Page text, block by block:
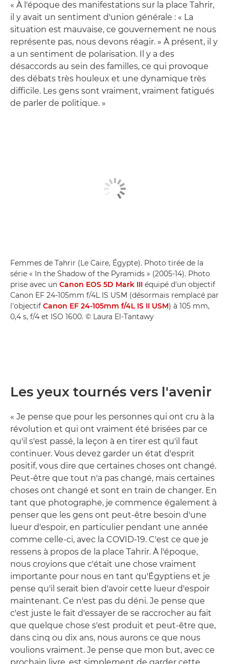
« À l'époque des manifestations sur la place Tahrir,
il y avait un sentiment d'union générale : « La
situation est mauvaise, ce gouvernement ne nous
représente pas, nous devons réagir. » À présent, il y
a un sentiment de polarisation. Il y a des
désaccords au sein des familles, ce qui provoque
des débats très houleux et une dynamique très
difficile. Les gens sont vraiment, vraiment fatigués
de parler de politique. »
Femmes de Tahrir (Le Caire, Égypte). Photo tirée de la
série « In the Shadow of the Pyramids » (2005-14). Photo
prise avec un Canon EOS 5D Mark III équipé d'un objectif
Canon EF 24-105mm f/4L IS USM (désormais remplacé par
l'objectif Canon EF 24-105mm f/4L IS II USM) à 105 mm,
0,4 s, f/4 et ISO 1600. © Laura El-Tantawy
Les yeux tournés vers l'avenir
« Je pense que pour les personnes qui ont cru à la
révolution et qui ont vraiment été brisées par ce
qu'il s'est passé, la leçon à en tirer est qu'il faut
continuer. Vous devez garder un état d'esprit
positif, vous dire que certaines choses ont changé.
Peut-être que tout n'a pas changé, mais certaines
choses ont changé et sont en train de changer. En
tant que photographe, je commence également à
penser que les gens ont peut-être besoin d'une
lueur d'espoir, en particulier pendant une année
comme celle-ci, avec la COVID-19. C'est ce que je
ressens à propos de la place Tahrir. À l'époque,
nous croyions que c'était une chose vraiment
importante pour nous en tant qu'Égyptiens et je
pense qu'il serait bien d'avoir cette lueur d'espoir
maintenant. Ce n'est pas du déni. Je pense que
c'est juste le fait d'essayer de se raccrocher au fait
que quelque chose s'est produit et peut-être que,
dans cinq ou dix ans, nous aurons ce que nous
voulions vraiment. Je pense que mon but, avec ce
prochain livre, est simplement de garder cette